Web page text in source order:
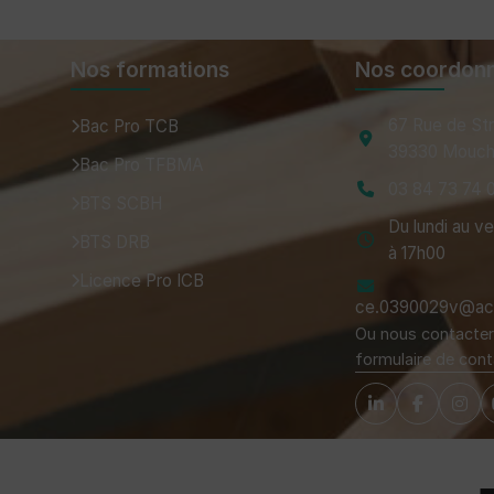
Nos formations
Bac Pro TCB
Bac Pro TFBMA
Licence Pro ICB
Nos
03 84 73 74
Du lundi au
à 17h00
Ou nous
formulaire de